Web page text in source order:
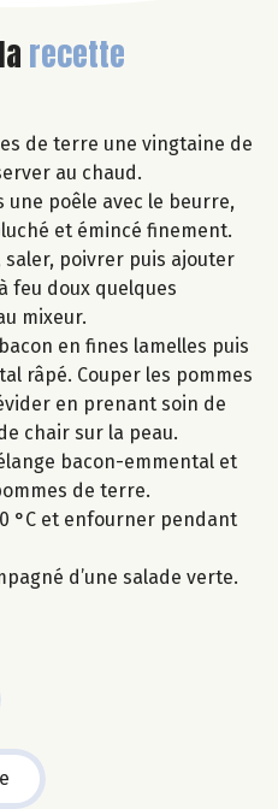
recette
de terre une vingtaine de
au chaud.
une poêle avec le beurre,
et émincé finement.
poivrer puis ajouter
feu doux quelques
mixeur.
en fines lamelles puis
râpé. Couper les pommes
en prenant soin de
chair sur la peau.
bacon-emmental et
de terre.
°C et enfourner pendant
d’une salade verte.